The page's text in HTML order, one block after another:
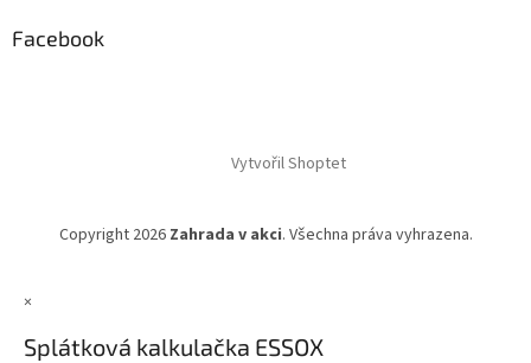
Facebook
Vytvořil Shoptet
Copyright 2026 Zahrada v akci. Všechna práva vyhrazena.
×
Splátková kalkulačka ESSOX